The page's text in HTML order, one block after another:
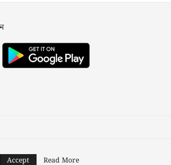
byNusratech Pte Ltd.
Accept Read More